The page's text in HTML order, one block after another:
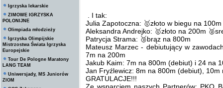
Igrzyska lekarskie
ZIMOWE IGRZYSKA
POLONIJNE
Olimpiada młodzieży
Igrzyska Olimpijskie
Mistrzostwa Świata Igrzyska
Europejskie
Tour De Pologne Maratony
LANG TEAM
Uniwersjady, MS Juniorów
ZIOM
. I tak:
Julia Zapotoczna: 🥇złoto w biegu na
Aleksandra Andrejko: 🥇złoto na 200m
Patrycja Strama: 🥉brąz na 800m
Mateusz Marzec - debiutujący w
7m na 200m
Jakub Kaim: 7m na 800m (debiut) i 24 na
Jan Fryźlewicz: 8m na 800m (debiut),
GRATULACJE!!!